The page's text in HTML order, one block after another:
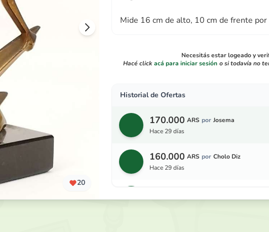
20
Mide 16 cm de alto, 10 cm de frente
Necesitás estar logeado y
Hacé click acá para iniciar sesión o si todavía no
Historial de Ofertas
170.000 ARS por Josema
hace 29 días
160.000 ARS por Cholo Diz
hace 29 días